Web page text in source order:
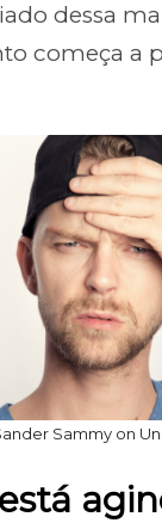
dessa
começa a
Sammy on